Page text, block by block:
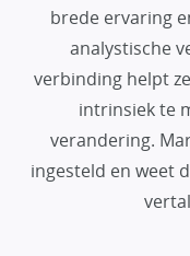
brede ervaring
analystische
verbinding helpt
intrinsiek te
verandering.
ingesteld en weet